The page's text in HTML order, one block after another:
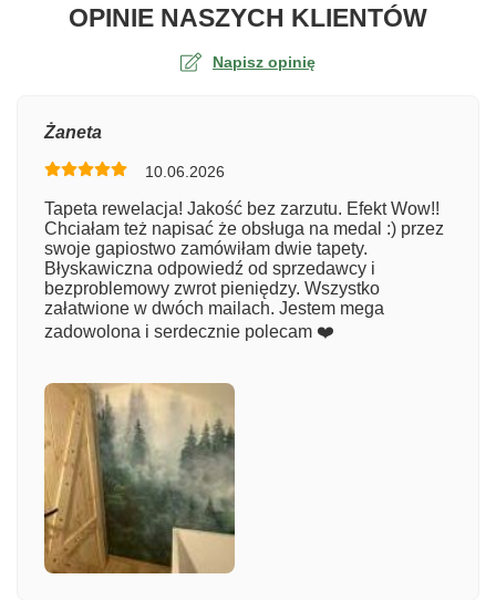
OPINIE NASZYCH KLIENTÓWO
Napisz opinię
Numer zamówienia
Imię
Załącz zdjęcie
Żaneta
10.06.2026
Tapeta rewelacja! Jakość bez zarzutu. Efekt Wow!!
Chciałam też napisać że obsługa na medal :) przez
swoje gapiostwo zamówiłam dwie tapety.
Błyskawiczna odpowiedź od sprzedawcy i
bezproblemowy zwrot pieniędzy. Wszystko
załatwione w dwóch mailach. Jestem mega
zadowolona i serdecznie polecam ❤️